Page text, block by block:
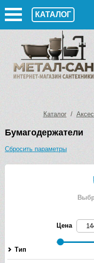
КАТАЛОГ
Каталог/
Бумагодержатели
Сбросить параметры
Цена
Тип